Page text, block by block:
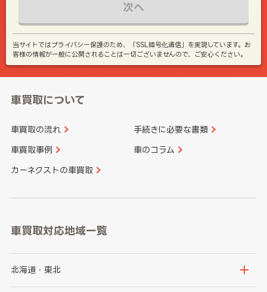
次へ
当サイトではプライバシー保護のため、「SSL暗号化通信」を実現しています。お
客様の情報が一般に公開されることは一切ございませんので、ご安心ください。
車買取について
車買取の流れ 手続きに必要な書類
車買取事例 車のコラム
カーネクストの車買取
車買取対応地域一覧
北海道・東北